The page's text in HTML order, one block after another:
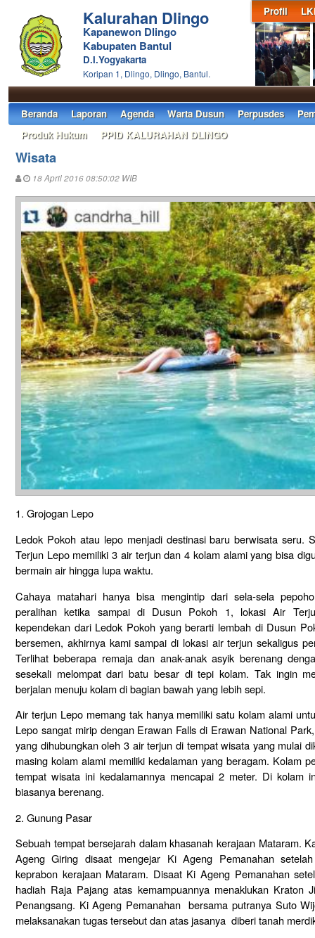
Profil
Kalurahan Dlingo
Kapanewon Dlingo
Kabupaten Bantul
D.I.Yogyakarta
Koripan 1, Dlingo, Dlingo, Bantul.
Beranda Laporan Agenda Warta Dusun Perpusdes
Produk Hukum
PPID KALURAHAN DLINGO
Wisata
18 April 2016 08:50:02 WIB
1. Grojogan Lepo
Ledok Pokoh atau lepo menjadi destinasi baru berwisata seru.
Terjun Lepo memiliki 3 air terjun dan 4 kolam alami yang bisa
bermain air hingga lupa waktu.
Cahaya matahari hanya bisa mengintip dari sela-sela
peralihan ketika sampai di Dusun Pokoh 1, lokasi Air
kependekan dari Ledok Pokoh yang berarti lembah di Dusun
bersemen, akhirnya kami sampai di lokasi air terjun sekaligus
Terlihat beberapa remaja dan anak-anak asyik berenang
sesekali melompat dari batu besar di tepi kolam. Tak ingin
berjalan menuju kolam di bagian bawah yang lebih sepi.
Air terjun Lepo memang tak hanya memiliki satu kolam alami
Lepo sangat mirip dengan Erawan Falls di Erawan National
yang dihubungkan oleh 3 air terjun di tempat wisata yang mulai
masing kolam alami memiliki kedalaman yang beragam. Kolam
tempat wisata ini kedalamannya mencapai 2 meter. Di kolam
biasanya berenang.
2. Gunung Pasar
Sebuah tempat bersejarah dalam khasanah kerajaan Mataram.
Ageng Giring disaat mengejar Ki Ageng Pemanahan
keprabon kerajaan Mataram. Disaat Ki Ageng Pemanahan
hadiah Raja Pajang atas kemampuannya menaklukan Kraton
Penangsang. Ki Ageng Pemanahan bersama putranya Suto
melaksanakan tugas tersebut dan atas jasanya diberi tanah
Semua